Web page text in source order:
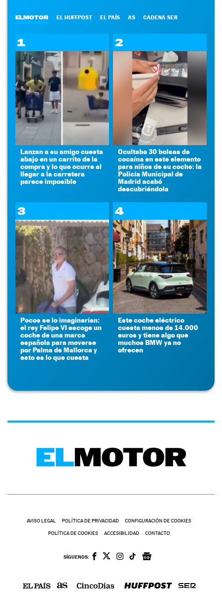
ELMOTOR EL HUFFPOST EL PAÍS AS CADENA SER
1
Lanzan a su amigo cuesta
abajo en un carrito de la
compra y lo que ocurre al
llegar a la carretera
parece imposible
2
Ocultaba 30 bolsas de
cocaína en este elemento
para niños de su coche: la
Policía Municipal de
Madrid acabó
descubriéndola
3
Pocos se lo imaginarían:
el rey Felipe VI escoge un
coche de una marca
española para moverse
por Palma de Mallorca y
esto es lo que cuesta
4
Este coche eléctrico
cuesta menos de 14.000
euros y tiene algo que
muchos BMW ya no
ofrecen
AVISO LEGAL POLÍTICA DE PRIVACIDAD CONFIGURACIÓN DE COOKIES
POLÍTICA DE COOKIES ACCESIBILIDAD CONTACTO
SÍGUENOS: